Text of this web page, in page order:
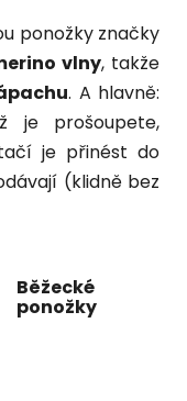
ponožky značky
vlny, takže
. A hlavně:
je prošoupete,
je přinést do
(klidně bez
Běžecké
ponožky